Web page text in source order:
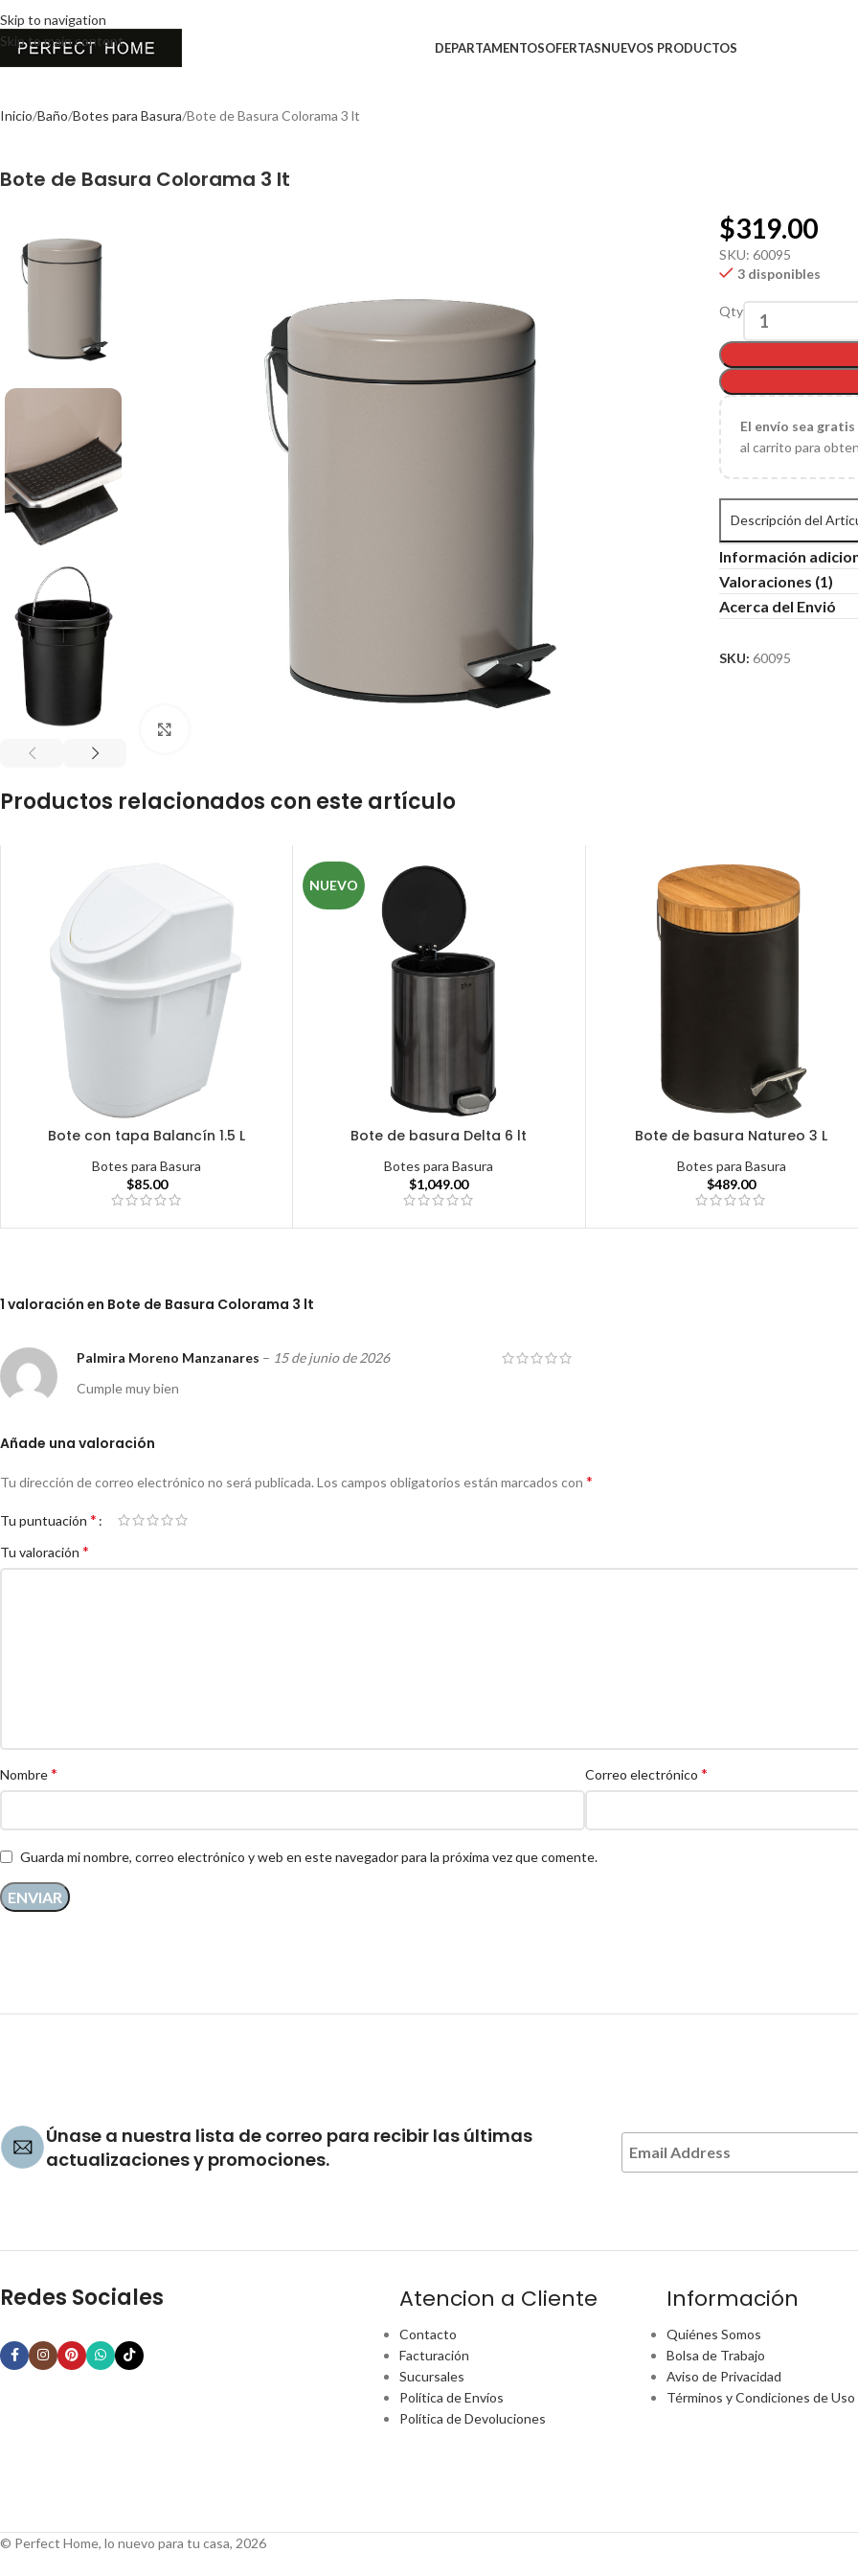
Skip to navigation
Skip to main content
DEPARTAMENTOSOFERTASNUEVOS PRODUCTOS
Inicio Baño Botes para Basura Bote de Basura Colorama 3 lt
Bote de Basura Colorama 3 lt
$319.00
SKU:60095
3 disponibles
Qty
El envío sea
al carrito para
Descripción del
Información
Valoraciones (1)
Acerca del Envió
SKU:60095
Productos relacionados con este artículo
Bote con tapa Balancín 1.5 L
Botes para Basura
$85.00
NUEVO
Bote de basura Delta 6 lt
Botes para Basura
$1,049.00
Bote de basura Natureo 3 L
Botes para Basura
$489.00
1 valoración en Bote de Basura Colorama 3 lt
Palmira Moreno Manzanares – 15 de junio de 2026
Cumple muy bien
Añade una valoración
Tu dirección de correo electrónico no será publicada.Los campos obligatorios están marcados con *
Tu puntuación *
Tu valoración *
Nombre* Correo electrónico *
Guarda mi nombre, correo electrónico y web en este navegador para la próxima vez que comente.
Únase a nuestra lista de correo para recibir las últimas
actualizaciones y promociones.
Redes Sociales Atencion a Cliente
Contacto
Facturación
Sucursales
Política de Envíos
Política de Devoluciones
Información
Quiénes Somos
Bolsa de Trabajo
Aviso de Privacidad
Términos y Condiciones de Uso
© Perfect Home, lo nuevo para tu casa, 2026